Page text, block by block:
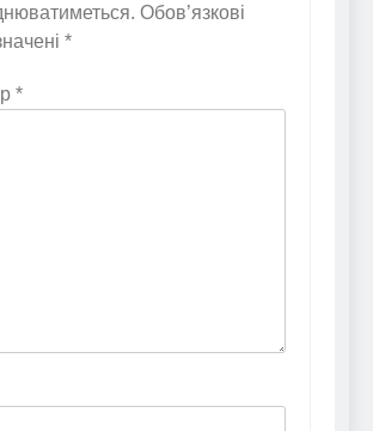
Обов’язкові
*
*